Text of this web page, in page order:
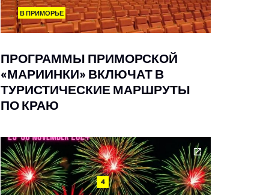
В ПРИМОРЬЕ
ПРОГРАММЫ ПРИМОРСКОЙ
«МАРИИНКИ» ВКЛЮЧАТ В
ТУРИСТИЧЕСКИЕ МАРШРУТЫ
ПО КРАЮ
4